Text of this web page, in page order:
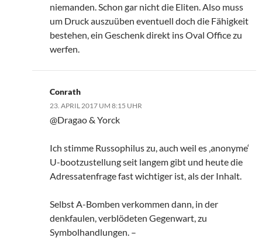
niemanden. Schon gar nicht die Eliten. Also muss
um Druck auszuüben eventuell doch die Fähigkeit
bestehen, ein Geschenk direkt ins Oval Office zu
werfen.
Conrath
23. APRIL 2017 UM 8:15 UHR
@Dragao & Yorck
Ich stimme Russophilus zu, auch weil es ‚anonyme‘
U-bootzustellung seit langem gibt und heute die
Adressatenfrage fast wichtiger ist, als der Inhalt.
Selbst A-Bomben verkommen dann, in der
denkfaulen, verblödeten Gegenwart, zu
Symbolhandlungen. –